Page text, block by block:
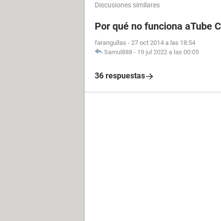
Discusiones similares
Por qué no funciona aTube
farangullas - 27 oct 2014 a las 18:54
Samul888 - 19 jul 2022 a las 00:05
36 respuestas